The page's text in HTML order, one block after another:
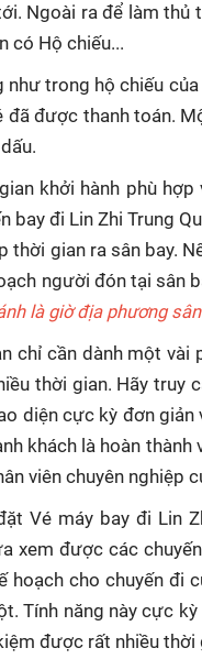
Ngoài ra để làm thủ
có Hộ chiếu...
như trong hộ chiếu
được thanh toán.
khởi hành phù
bay đi Lin Zhi Trung
gian ra sân bay.
người đón tại sân
là giờ địa phương
chỉ cần dành một
thời gian. Hãy truy
diện cực kỳ đơn giản
khách là hoàn thành
viên chuyên nghiệp
Vé máy bay đi Lin
xem được các
cho chuyến đi
Tính năng này cực
được rất nhiều thời